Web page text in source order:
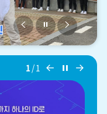
비
주
이
전
비
주
얼
지
비
주
얼
다
1/1 팝
업
팝 팝
업